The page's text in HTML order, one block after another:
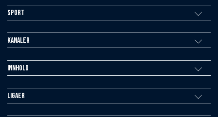
Sport
Kanaler
Innhold
Ligaer